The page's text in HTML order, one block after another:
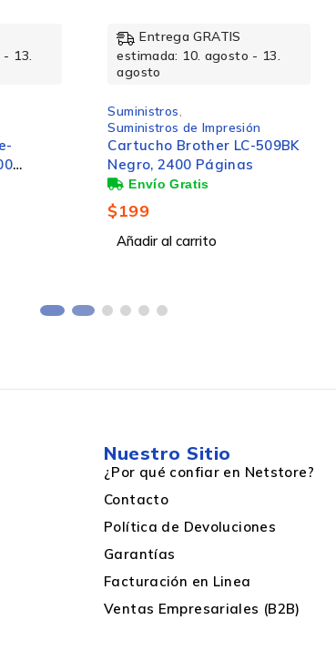
Entrega GRATIS
estimada: 10. agosto - 13.
Suministros de Impresión
Cartucho Brother LC-509BK
Negro, 2400 Páginas
estimada:
Suministros
Tanque de
BT5001Y
Nuestro Sitio
¿Por qué confiar en Netstore?
Contacto
Política de Devoluciones
Garantías
Facturación en Linea
Ventas Empresariales (B2B)